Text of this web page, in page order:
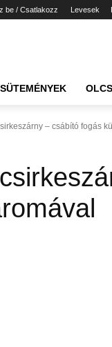
be / Csatlakozz Levesek
SÜTEMÉNYEK
– csábító fogás